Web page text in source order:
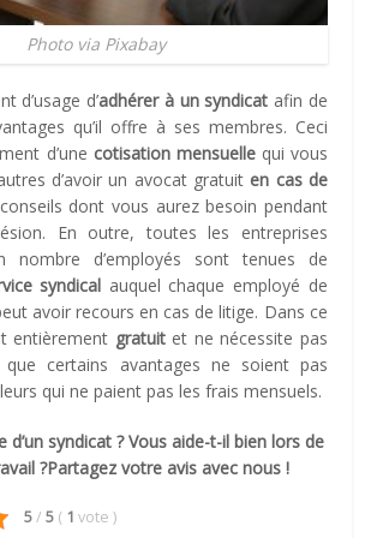
Photo via Pixabay
d’usage d’adhérer à un syndicat afin de
qu’il offre à ses membres. Ceci
d’une cotisation mensuellequi vous
d’avoir un avocat gratuit en cas de
dont vous aurez besoin pendant
En outre, toutes les entreprises
nombre d’employés sont tenues de
syndical auquel chaque employé de
avoir recours en cas de litige. Dans ce
entièrement gratuitet ne nécessite pas
que certains avantages ne soient pas
qui ne paient pas les frais mensuels.
d’un syndicat ? Vous aide-t-il bien lors de
?Partagez votre avis avec nous !
5/ 5 ( 1 vote )